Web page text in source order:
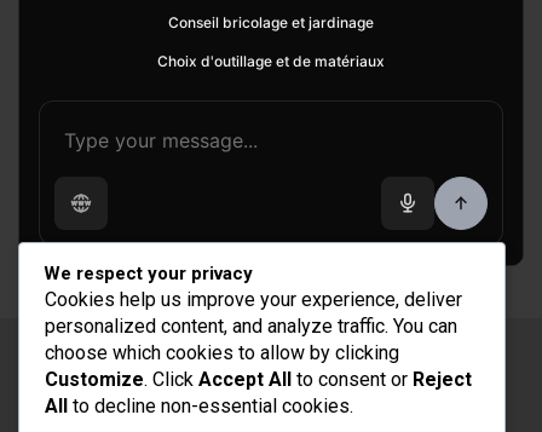
Conseil bricolage et jardinage
Choix d'outillage et de matériaux
Copyright © 2026Rénovation et Décoration
Thème par :Theme Horse
We respect your privacy
Cookies help us improve your experience, deliver
personalized content, and analyze traffic. You can
choose which cookies to allow by clicking
Customize. Click Accept All to consent or Reject
All to decline non-essential cookies.